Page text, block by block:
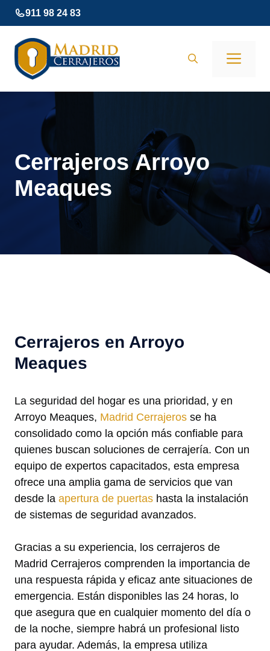
Saltar
al
contenido
911 98 24 83
Cerrajeros Arroyo
Meaques
Cerrajeros en Arroyo
Meaques
La seguridad del hogar es una prioridad, y en
Arroyo Meaques, Madrid Cerrajeros se ha
consolidado como la opción más confiable para
quienes buscan soluciones de cerrajería. Con un
equipo de expertos capacitados, esta empresa
ofrece una amplia gama de servicios que van
desde la apertura de puertas hasta la instalación
de sistemas de seguridad avanzados.
Gracias a su experiencia, los cerrajeros de
Madrid Cerrajeros comprenden la importancia de
una respuesta rápida y eficaz ante situaciones de
emergencia. Están disponibles las 24 horas, lo
que asegura que en cualquier momento del día o
de la noche, siempre habrá un profesional listo
para ayudar. Además, la empresa utiliza